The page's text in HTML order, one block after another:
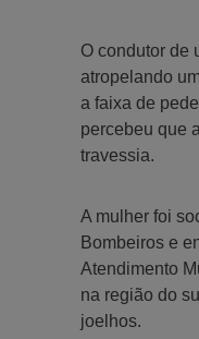
O condutor de
atropelando
a faixa de
percebeu que
travessia.
A mulher foi
Bombeiros e
Atendimento
na região do
joelhos.